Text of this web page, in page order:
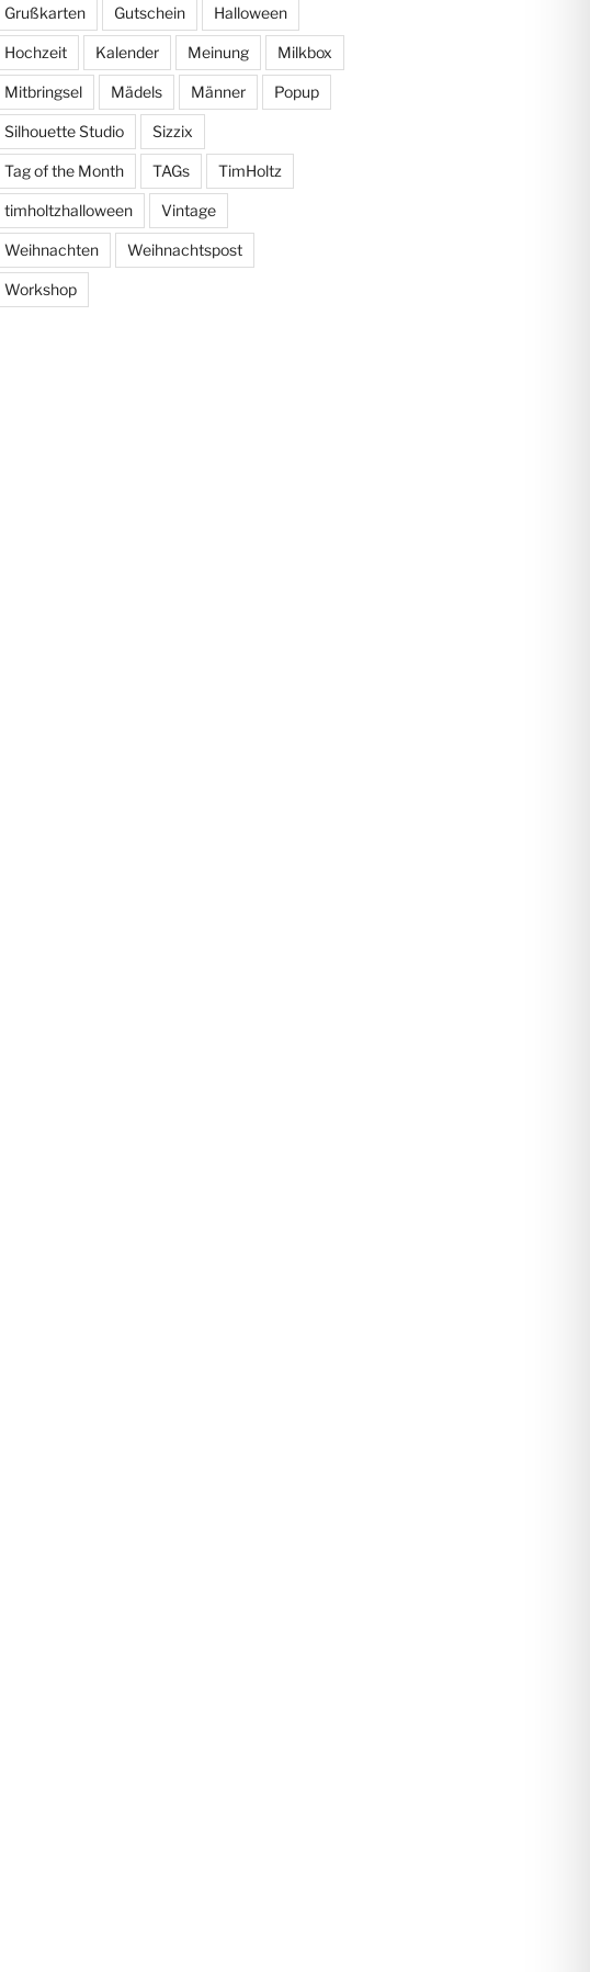
Grußkarten Gutschein Halloween
Hochzeit Kalender Meinung Milkbox
Mitbringsel Mädels Männer Popup
Silhouette Studio Sizzix
Tag of the Month TAGs TimHoltz
timholtzhalloween Vintage
Weihnachten Weihnachtspost
Workshop